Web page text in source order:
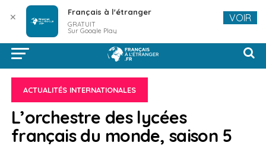
ACTUALITÉS INTERNATIONALES
L’orchestre des lycées
français du monde, saison 5
✕ Français à l'étranger
GRATUIT
Sur Google Play
VOIR